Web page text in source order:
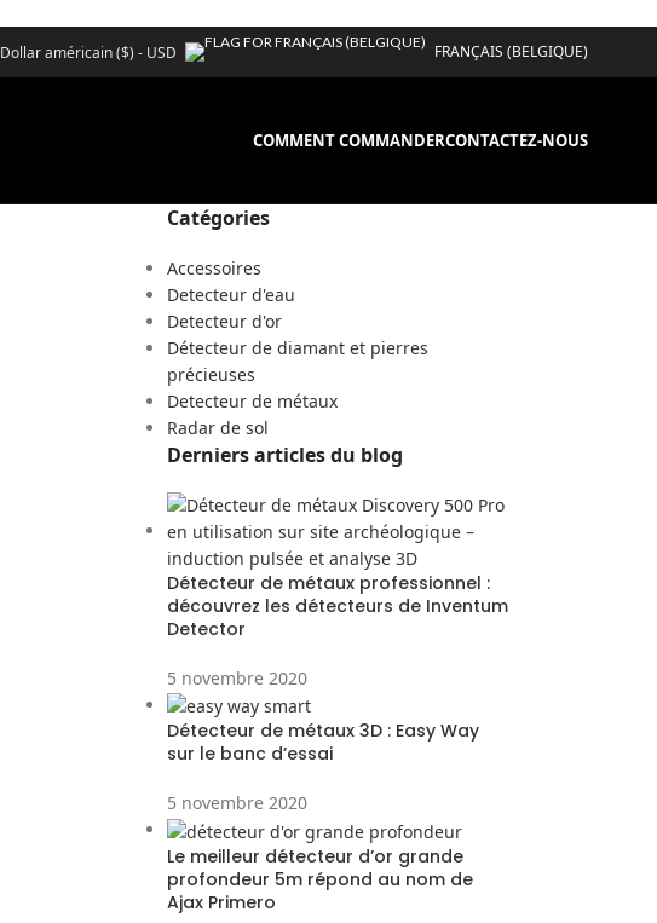
Dollar américain ($) - USD FRANÇAIS (BELGIQUE)
COMMENT COMMANDERCONTACTEZ-NOUS
Catégories
Accessoires
Detecteur d'eau
Detecteur d'or
Détecteur de diamant et pierres
précieuses
Detecteur de métaux
Radar de sol
Derniers articles du blog
Détecteur de métaux professionnel :
découvrez les détecteurs de Inventum
Detector
5 novembre 2020
Détecteur de métaux 3D : Easy Way
sur le banc d’essai
5 novembre 2020
Le meilleur détecteur d’or grande
profondeur 5m répond au nom de
Ajax Primero